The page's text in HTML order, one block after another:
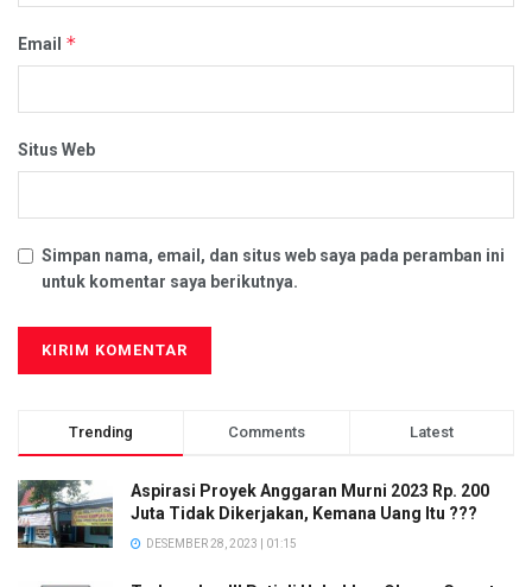
Email *
Situs Web
Simpan nama, email, dan situs web saya pada peramban ini
untuk komentar saya berikutnya.
Trending Comments Latest
Aspirasi Proyek Anggaran Murni 2023 Rp. 200
Juta Tidak Dikerjakan, Kemana Uang Itu ???
DESEMBER 28, 2023 | 01:15